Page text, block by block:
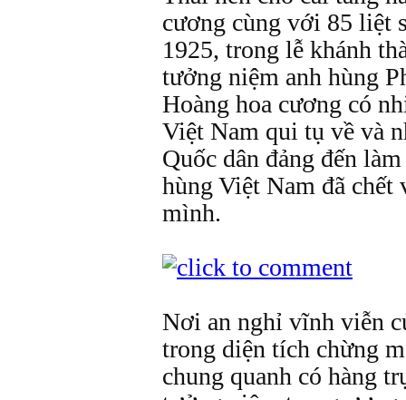
cương cùng với 85 liệt
1925, trong lễ khánh
tưởng niệm anh hùng
Hoàng hoa cương có
Việt Nam qui tụ về và
Quốc dân đảng đến
hùng Việt Nam đã chết
mình.
Nơi an nghỉ vĩnh viễn
trong diện tích chừng
chung quanh có hàng